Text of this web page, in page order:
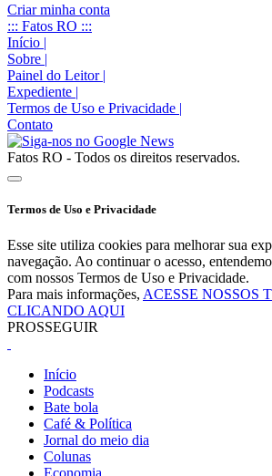
Criar minha conta
::: Fatos RO :::
Início |
Sobre |
Painel do Leitor |
Expediente |
Termos de Uso e Privacidade |
Contato
Fatos RO - Todos os direitos reservados.
Termos de Uso e Privacidade
Esse site utiliza cookies para melhorar sua
navegação. Ao continuar o acesso,
com nossos Termos de Uso e Privacidade.
Para mais informações, ACESSE NOSSOS
CLICANDO AQUI
PROSSEGUIR
Início
Podcasts
Bate bola
Café & Política
Jornal do meio dia
Colunas